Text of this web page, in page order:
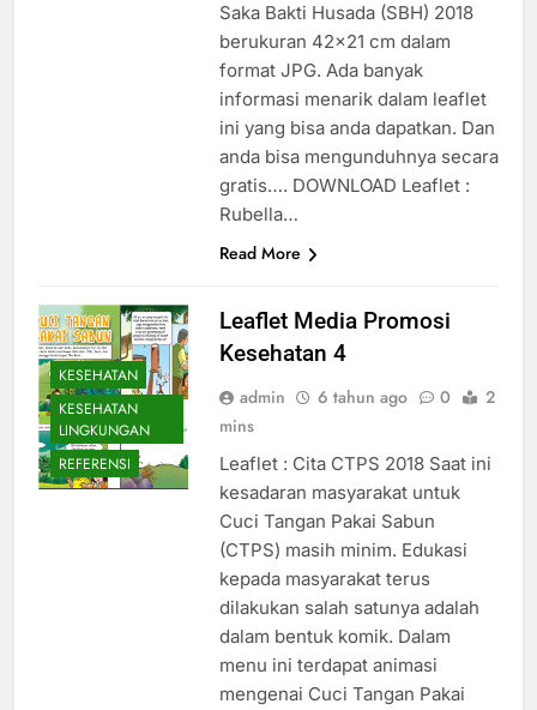
Saka Bakti Husada (SBH) 2018
berukuran 42×21 cm dalam
format JPG. Ada banyak
informasi menarik dalam leaflet
ini yang bisa anda dapatkan. Dan
anda bisa mengunduhnya secara
gratis…. DOWNLOAD Leaflet :
Rubella…
Read More
KESEHATAN
KESEHATAN
LINGKUNGAN
REFERENSI
Leaflet Media Promosi
Kesehatan 4
admin 6 tahun ago 0
2
mins
Leaflet : Cita CTPS 2018 Saat ini
kesadaran masyarakat untuk
Cuci Tangan Pakai Sabun
(CTPS) masih minim. Edukasi
kepada masyarakat terus
dilakukan salah satunya adalah
dalam bentuk komik. Dalam
menu ini terdapat animasi
mengenai Cuci Tangan Pakai